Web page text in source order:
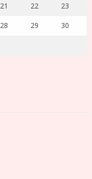
21 22 23
28 29 30